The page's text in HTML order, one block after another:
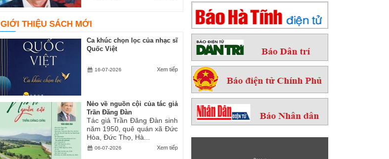
GIỚI THIỆU SÁCH MỚI
Ca khúc chọn lọc của nhạc sĩ
Quốc Việt
Xem tiếp
16-07-2026
Nẻo về nguồn cội của tác giả
Trần Đăng Đàn
Tác giả Trần Đăng Đàn sinh
năm 1950, quê quán xã Đức
Hòa, Đức Thọ, Hà...
Xem tiếp
06-07-2026